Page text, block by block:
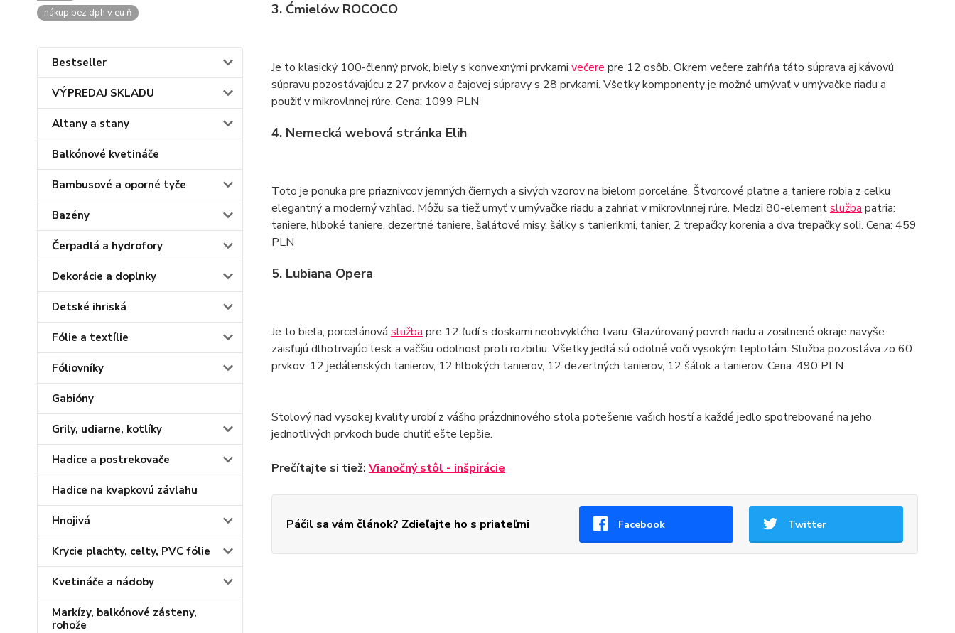
nákup bez dph v eu ň
Bestseller
VÝPREDAJ SKLADU
Altany a stany
Balkónové kvetináče
Bambusové a oporné tyče
Bazény
Čerpadlá a hydrofory
Dekorácie a doplnky
Detské ihriská
Fólie a textílie
Fóliovníky
Gabióny
Grily, udiarne, kotlíky
Hadice a postrekovače
Hadice na kvapkovú závlahu
Hnojivá
Krycie plachty, celty, PVC fólie
Kvetináče a nádoby
Markízy, balkónové zásteny,
rohože
3. Ćmielów ROCOCO
Je to klasický 100-členný prvok, biely s konvexnými prvkami večere pre 12 osôb. Okrem večere zahŕňa táto súprava aj kávovú
súpravu pozostávajúcu z 27 prvkov a čajovej súpravy s 28 prvkami. Všetky komponenty je možné umývať v umývačke riadu a
použiť v mikrovlnnej rúre. Cena: 1099 PLN
4. Nemecká webová stránka Elih
Toto je ponuka pre priaznivcov jemných čiernych a sivých vzorov na bielom porceláne. Štvorcové platne a taniere robia z celku
elegantný a moderný vzhľad. Môžu sa tiež umyť v umývačke riadu a zahriať v mikrovlnnej rúre. Medzi 80-elementslužba patria:
taniere, hlboké taniere, dezertné taniere, šalátové misy, šálky s tanierikmi, tanier, 2 trepačky korenia a dva trepačky soli. Cena: 459
PLN
5. Lubiana Opera
Je to biela, porcelánová služba pre 12 ľudí s doskami neobvyklého tvaru. Glazúrovaný povrch riadu a zosilnené okraje navyše
zaisťujú dlhotrvajúci lesk a väčšiu odolnosť proti rozbitiu. Všetky jedlá sú odolné voči vysokým teplotám. Služba pozostáva zo 60
prvkov: 12 jedálenských tanierov, 12 hlbokých tanierov, 12 dezertných tanierov, 12 šálok a tanierov. Cena: 490 PLN
Stolový riad vysokej kvality urobí z vášho prázdninového stola potešenie vašich hostí a každé jedlo spotrebované na jeho
jednotlivých prvkoch bude chutiť ešte lepšie.
Prečítajte si tiež: Vianočný stôl - inšpirácie
Páčil sa vám článok? Zdieľajte ho s priateľmi Facebook Twitter